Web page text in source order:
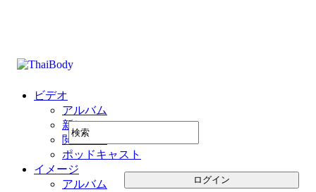
ビデオ
アルバム
新しい
閲覧最多
ポッドキャスト
イメージ
アルバム